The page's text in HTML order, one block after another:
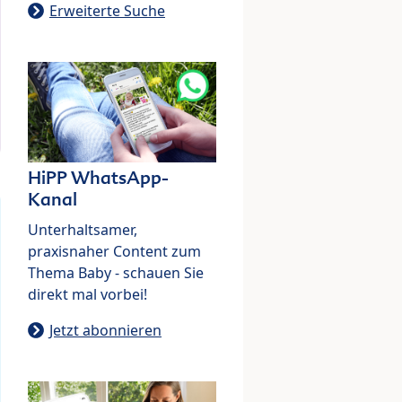
Erweiterte Suche
HiPP WhatsApp-
Kanal
Unterhaltsamer,
praxisnaher Content zum
Thema Baby - schauen Sie
direkt mal vorbei!
Jetzt abonnieren